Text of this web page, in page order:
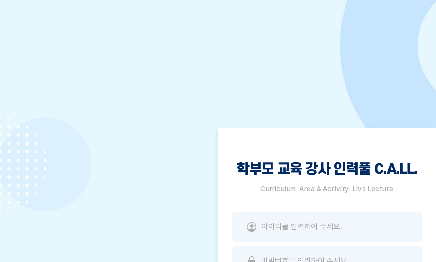
학부모 교육 강사 인력풀 C.A.LL.
Curriculum. Area & Activity. Live Lecture